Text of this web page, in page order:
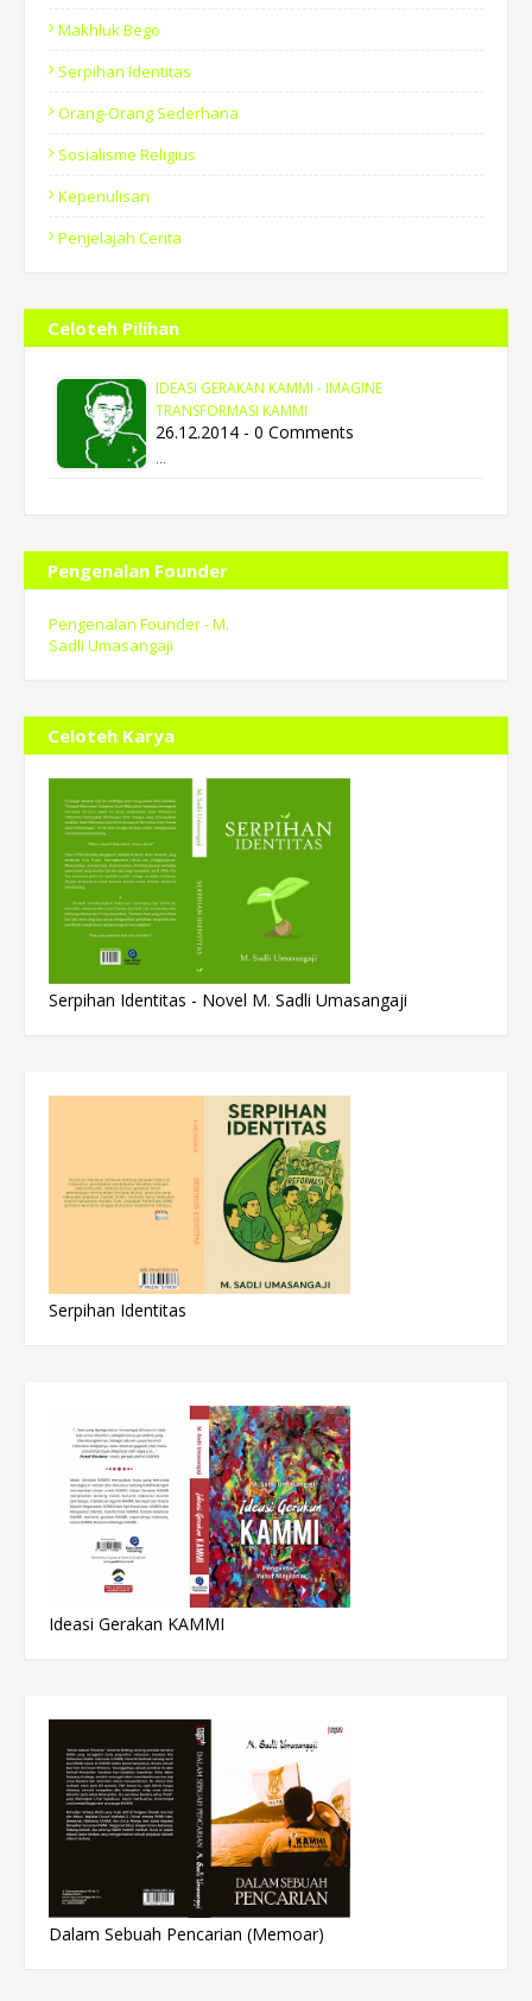
Makhluk Bego
Serpihan Identitas
Orang-Orang Sederhana
Sosialisme Religius
Kepenulisan
Penjelajah Cerita
Celoteh Pilihan
IDEASI GERAKAN KAMMI - IMAGINE
TRANSFORMASI KAMMI
26.12.2014 - 0 Comments
Pengenalan Founder
Pengenalan Founder - M.
Sadli Umasangaji
Celoteh Karya
Serpihan Identitas - Novel M. Sadli Umasangaji
Serpihan Identitas
Ideasi Gerakan KAMMI
Dalam Sebuah Pencarian (Memoar)